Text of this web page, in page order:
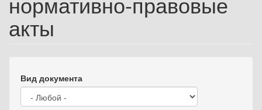
акты
Вид документа